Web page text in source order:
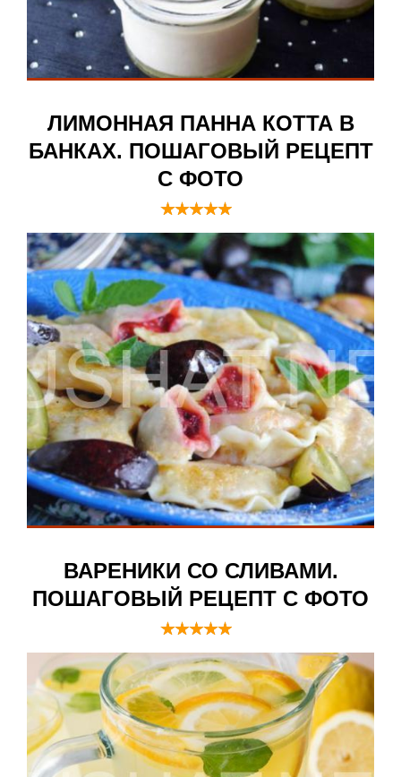
ЛИМОННАЯ ПАННА КОТТА В
БАНКАХ. ПОШАГОВЫЙ РЕЦЕПТ
С ФОТО
ВАРЕНИКИ СО СЛИВАМИ.
ПОШАГОВЫЙ РЕЦЕПТ С ФОТО